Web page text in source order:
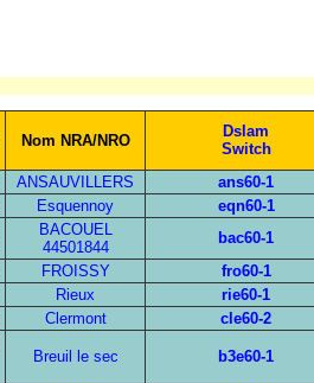
Nom NRA/NRO
Dslam
Switch
ANSAUVILLERS
ans60-1
Esquennoy
eqn60-1
BACOUEL
44501844
bac60-1
FROISSY
fro60-1
Rieux
rie60-1
Clermont cle60-2
Breuil le sec b3e60-1